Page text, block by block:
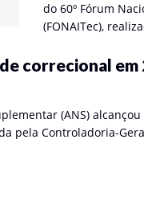
do 60º Fórum
(FONAITec),
correcional em
(ANS)
pela Controladoria-